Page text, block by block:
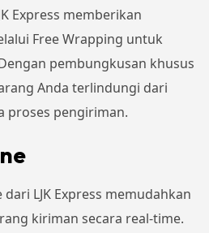
Express memberikan
Free Wrapping untuk
pembungkusan khusus
Anda terlindungi dari
proses pengiriman.
LJK Express memudahkan
kiriman secara real-time.